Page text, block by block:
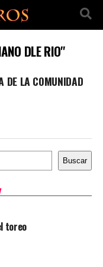
DLE RIO"
DE LA COMUNIDAD
Buscar
toreo